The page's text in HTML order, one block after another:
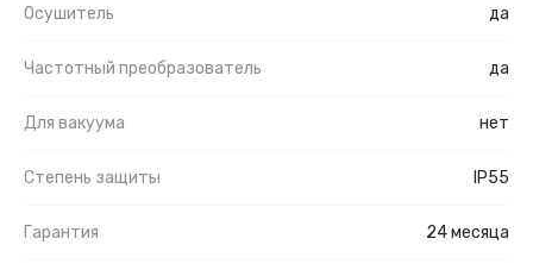
Осушитель да
Частотный преобразователь да
Для вакуума нет
Степень защиты IP55
Гарантия 24 месяца